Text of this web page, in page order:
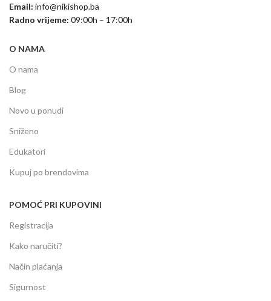
Email: info@nikishop.ba
Radno vrijeme: 09:00h – 17:00h
O NAMA
O nama
Blog
Novo u ponudi
Sniženo
Edukatori
Kupuj po brendovima
POMOĆ PRI KUPOVINI
Registracija
Kako naručiti?
Način plaćanja
Sigurnost